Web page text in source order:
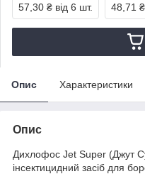
57,30 ₴ від 6 шт. 48,71 ₴
Опис Характеристики
Опис
Дихлофос Jet Super (Джут
інсектицидний засіб для